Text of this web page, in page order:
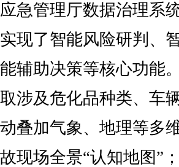
急管理厅数据治理系
现了智能风险研判、
辅助决策等核心功能
涉及危化品种类、车
叠加气象、地理等多
现场全景“认知地图”